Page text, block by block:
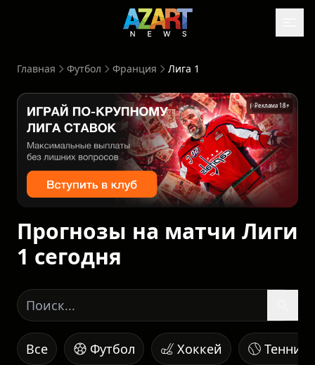
Главная Футбол Франция Лига 1
Реклама 18+
Прогнозы на матчи Лиги
1 сегодня
Все Футбол Хоккей Теннис